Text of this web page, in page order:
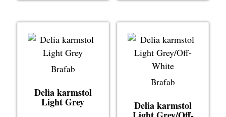
Brafab
Delia karmstol
Light Grey
Brafab
Delia karmstol